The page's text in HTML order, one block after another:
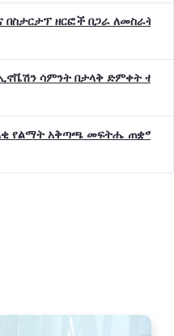
ዘርፎች በጋራ ለመስራት
ኢኖቬሽን ሳምንት በታላቅ ድምቀት
የልማት አቅጣጫ መፍትሔ ጠቋሚ